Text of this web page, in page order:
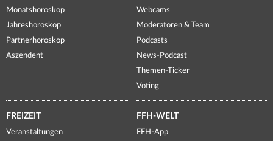
Monatshoroskop
Jahreshoroskop
Partnerhoroskop
Aszendent
Webcams
Moderatoren & Team
Podcasts
News-Podcast
Themen-Ticker
Voting
FREIZEIT
Veranstaltungen
FFH-WELT
FFH-App